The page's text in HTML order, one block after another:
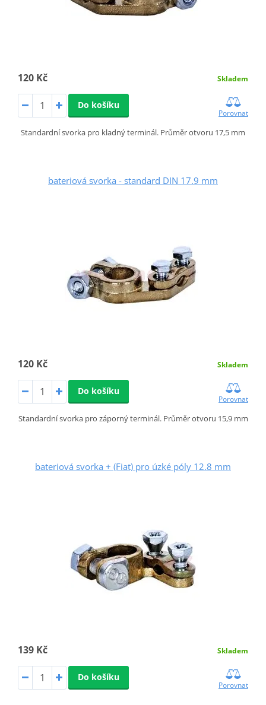
120 Kč Skladem
Do košíku
Porovnat
Standardní svorka pro kladný terminál. Průměr otvoru 17,5 mm
bateriová svorka - standard DIN 17.9 mm
120 Kč Skladem
Do košíku
Porovnat
Standardní svorka pro záporný terminál. Průměr otvoru 15,9 mm
bateriová svorka + (Fiat) pro úzké póly 12.8 mm
139 Kč Skladem
Do košíku
Porovnat